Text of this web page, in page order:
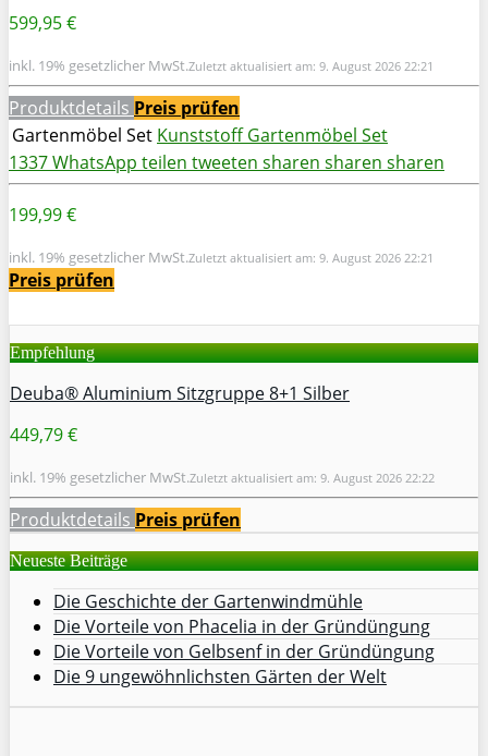
599,95 €
inkl. 19% gesetzlicher MwSt.Zuletzt aktualisiert am: 9. August 2026 22:21
Produktdetails Preis prüfen
Gartenmöbel Set Kunststoff Gartenmöbel Set
1337WhatsApp teilen tweeten sharen sharen sharen
199,99 €
inkl. 19% gesetzlicher MwSt.Zuletzt aktualisiert am: 9. August 2026 22:21
Preis prüfen
Empfehlung
Deuba® Aluminium Sitzgruppe 8+1 Silber
449,79 €
inkl. 19% gesetzlicher MwSt.Zuletzt aktualisiert am: 9. August 2026 22:22
Produktdetails Preis prüfen
Neueste Beiträge
Die Geschichte der Gartenwindmühle
Die Vorteile von Phacelia in der Gründüngung
Die Vorteile von Gelbsenf in der Gründüngung
Die 9 ungewöhnlichsten Gärten der Welt